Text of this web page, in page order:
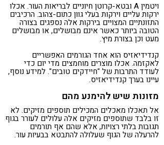
ויטמין A ובטא-קרוטן חיוניים לבריאות העור. אכלו
ירקות עליים וירקות בעלי גוון כתום-צהוב. הרכיבים
התזונתיים המצויים בירקות אלה נספגים בצורה
הטובה ביותר כאשר אינם מבושלים, או מבושלים
מעט וכן בצורת מיץ.
קנדידיאזיס הוא אחד הגורמים האפשריים
לאקזמה. אכלו מוצרים מוחמצים מדי יום כדי
לעודד התרבות של "חיידקים טובים". למידע נוסף,
עיינו בערך קנדידיאזיס.
מזונות שיש להימנע מהם
אל תאכלו מאכלים המכילים תוספים מזיקים. לא
זו בלבד שתוספים מזיקים אלה עלולים לעורר בגוף
תגובות בלתי רצויות, אלא שהם אף תורמים
להרעלה של הגוף שעלולה להתבטא בבעיות עור.